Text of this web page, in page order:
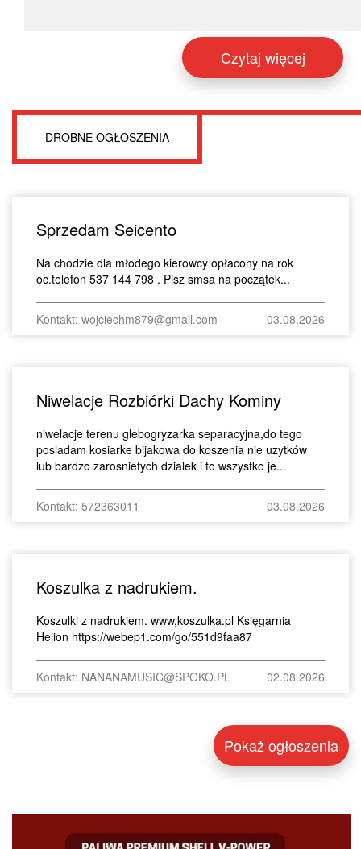
Czytaj więcej
DROBNE OGŁOSZENIA
Sprzedam Seicento
Na chodzie dla młodego kierowcy opłacony na rok
oc.telefon 537 144 798 . Pisz smsa na początek...
Kontakt: wojciechm879@gmail.com 03.08.2026
Niwelacje Rozbiórki Dachy Kominy
niwelacje terenu glebogryzarka separacyjna,do tego
posiadam kosiarke bijakowa do koszenia nie uzytków
lub bardzo zarosnietych dzialek i to wszystko je...
Kontakt: 572363011 03.08.2026
Koszulka z nadrukiem.
Koszulki z nadrukiem. www,koszulka.pl Księgarnia
Helion https://webep1.com/go/551d9faa87
Kontakt: NANANAMUSIC@SPOKO.PL 02.08.2026
Pokaż ogłoszenia